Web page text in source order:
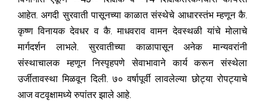
आहेत. अगदी सुरवाती पासूनच्या काळात संस्थेचे आधारस्तंभ म्हणून कै.
कृष्ण विनायक देवधर व कै. माधवराव वामन देवस्थळी यांचे मोलाचे
मार्गदर्शन लाभले. सुरवातीच्या काळापासून अनेक मान्यवरांनी
संस्थाचालक म्हणून निस्पृहपणे सेवाभावाने कार्य करून संस्थेला
उर्जीतावस्था मिळवून दिली. ७० वर्षापूर्वी लावलेल्या छोट्या रोपट्याचे
आज वटवृक्षामध्ये रुपांतर झाले आहे.